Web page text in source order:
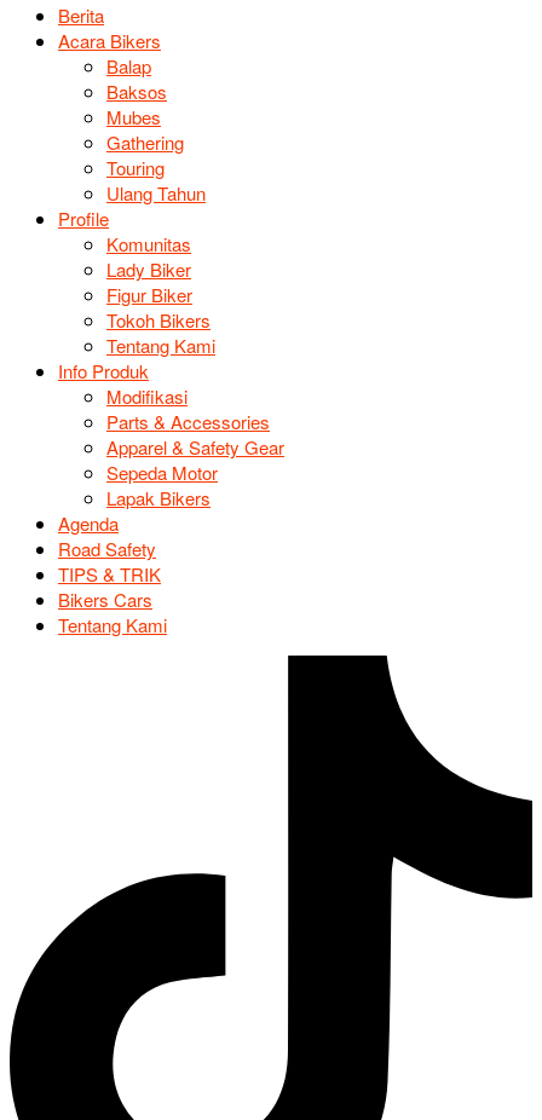
Berita
Acara Bikers
Balap
Baksos
Mubes
Gathering
Touring
Ulang Tahun
Profile
Komunitas
Lady Biker
Figur Biker
Tokoh Bikers
Tentang Kami
Info Produk
Modifikasi
Parts & Accessories
Apparel & Safety Gear
Sepeda Motor
Lapak Bikers
Agenda
Road Safety
TIPS & TRIK
Bikers Cars
Tentang Kami